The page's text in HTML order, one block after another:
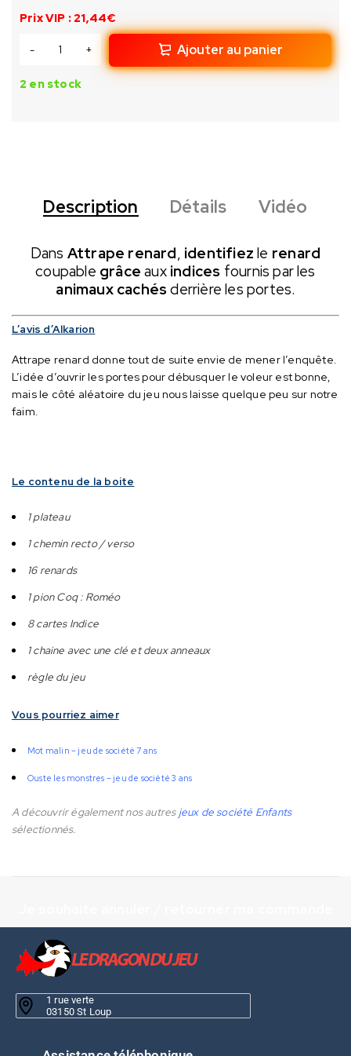
Prix VIP : 21,44€
Ajouter au panier
2 en stock
Description Détails Vidéo
Dans Attrape renard, identifiez le renard
coupable grâce aux indices fournis par les
animaux cachés derrière les portes.
L’avis d’Alkarion
Attrape renard donne tout de suite envie de mener l’enquête.
L’idée d’ouvrir les portes pour débusquer le voleur est bonne,
mais le côté aléatoire du jeu nous laisse quelque peu sur notre
faim.
Le contenu de la boite
1 plateau
1 chemin recto / verso
16 renards
1 pion Coq : Roméo
8 cartes Indice
1 chaine avec une clé et deux anneaux
règle du jeu
Vous pourriez aimer
Mot malin – jeu de société 7 ans
Ouste les monstres – jeu de société 3 ans
A découvrir également nos autresjeux de société Enfants
sélectionnés.
1 rue verte
03150 St Loup